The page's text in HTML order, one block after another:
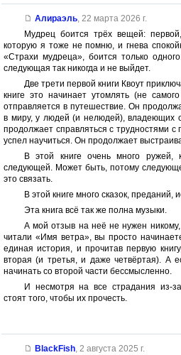
Алираэль, 22 марта 2026 г.
Мудрец боится трёх вещей:
которую я тоже не помню, и гнева
«Страхи мудреца», боится только
следующая так никогда и не выйдет.
Две трети первой книги Квоут
книге это начинает утомлять (не
отправляется в путешествие. Он
в миру, у людей (и нелюдей), владеющих
продолжает справляться с трудностями
успел научиться. Он продолжает
В этой книге очень много ружей,
следующей. Может быть, потому
это связать.
В этой книге много сказок, преданий,
Эта книга всё так же полна музыки.
А мой отзыв на неё не нужен
читали «Имя ветра», вы просто
единая история, и прочитав первую
вторая (и третья, и даже четвёртая). А
начинать со второй части бессмысленно.
И несмотря на все страдания из-
стоят того, чтобы их прочесть.
BlackFish, 2 августа 2025 г.